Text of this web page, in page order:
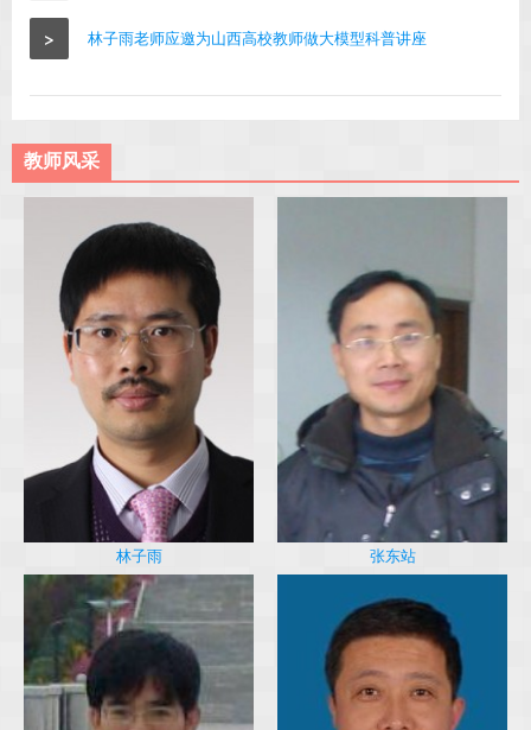
> 林子雨老师应邀为山西高校教师做大模型科普讲座
教师风采
林子雨 张东站